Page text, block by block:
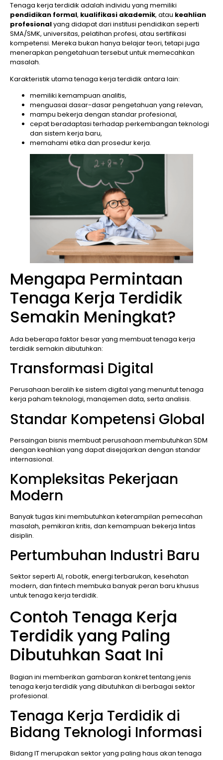
Tenaga kerja terdidik adalah individu yang memiliki
pendidikan formal, kualifikasi akademik, atau keahlian
profesionalyang didapat dari institusi pendidikan seperti
SMA/SMK, universitas, pelatihan profesi, atau sertifikasi
kompetensi. Mereka bukan hanya belajar teori, tetapi juga
menerapkan pengetahuan tersebut untuk memecahkan
masalah.
Karakteristik utama tenaga kerja terdidik antara lain:
memiliki kemampuan analitis,
menguasai dasar-dasar pengetahuan yang relevan,
mampu bekerja dengan standar profesional,
cepat beradaptasi terhadap perkembangan teknologi
dan sistem kerja baru,
memahami etika dan prosedur kerja.
Mengapa Permintaan
Tenaga Kerja Terdidik
Semakin Meningkat?
Ada beberapa faktor besar yang membuat tenaga kerja
terdidik semakin dibutuhkan:
Transformasi Digital
Perusahaan beralih ke sistem digital yang menuntut tenaga
kerja paham teknologi, manajemen data, serta analisis.
Standar Kompetensi Global
Persaingan bisnis membuat perusahaan membutuhkan SDM
dengan keahlian yang dapat disejajarkan dengan standar
internasional.
Kompleksitas Pekerjaan
Modern
Banyak tugas kini membutuhkan keterampilan pemecahan
masalah, pemikiran kritis, dan kemampuan bekerja lintas
disiplin.
Pertumbuhan Industri Baru
Sektor seperti AI, robotik, energi terbarukan, kesehatan
modern, dan fintech membuka banyak peran baru khusus
untuk tenaga kerja terdidik.
Contoh Tenaga Kerja
Terdidik yang Paling
Dibutuhkan Saat Ini
Bagian ini memberikan gambaran konkret tentang jenis
tenaga kerja terdidik yang dibutuhkan di berbagai sektor
profesional.
Tenaga Kerja Terdidik di
Bidang Teknologi Informasi
Bidang IT merupakan sektor yang paling haus akan tenaga